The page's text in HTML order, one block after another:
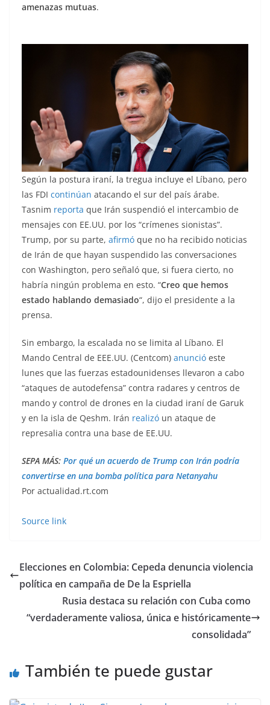
amenazas mutuas.
Según la postura iraní, la tregua incluye el Líbano, pero
las FDI continúan atacando el sur del país árabe.
Tasnim reporta que Irán suspendió el intercambio de
mensajes con EE.UU. por los “crímenes sionistas”.
Trump, por su parte, afirmó que no ha recibido noticias
de Irán de que hayan suspendido las conversaciones
con Washington, pero señaló que, si fuera cierto, no
habría ningún problema en esto. “Creo que hemos
estado hablando demasiado“, dijo el presidente a la
prensa.
Sin embargo, la escalada no se limita al Líbano. El
Mando Central de EEE.UU. (Centcom) anunció este
lunes que las fuerzas estadounidenses llevaron a cabo
“ataques de autodefensa” contra radares y centros de
mando y control de drones en la ciudad iraní de Garuk
y en la isla de Qeshm. Irán realizó un ataque de
represalia contra una base de EE.UU.
SEPA MÁS: Por qué un acuerdo de Trump con Irán podría
convertirse en una bomba política para Netanyahu
Por actualidad.rt.com
Source link
Elecciones en Colombia: Cepeda denuncia violencia
política en campaña de De la Espriella
Rusia destaca su relación con Cuba como
“verdaderamente valiosa, única e históricamente
consolidada”
También te puede gustar